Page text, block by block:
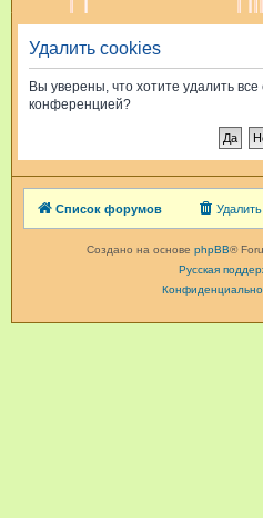
Удалить cookies
Вы уверены, что хотите удалить
конференцией?
Список форумов
Создано на основе phpBB®
Русская